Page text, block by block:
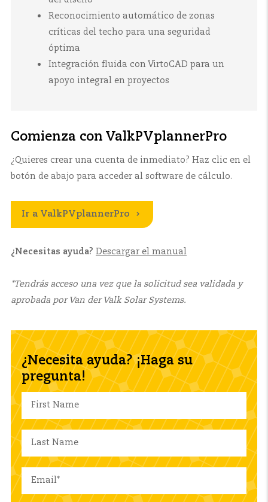
Reconocimiento automático de zonas
críticas del techo para una seguridad
óptima
Integración fluida con VirtoCAD para un
apoyo integral en proyectos
Comienza con ValkPVplannerPro
¿Quieres crear una cuenta de inmediato? Haz clic en el
botón de abajo para acceder al software de cálculo.
Ir a ValkPVplannerPro
¿Necesitas ayuda? Descargar el manual
*Tendrás acceso una vez que la solicitud sea validada y
aprobada por Van der Valk Solar Systems.
¿Necesita ayuda? ¡Haga su
pregunta!